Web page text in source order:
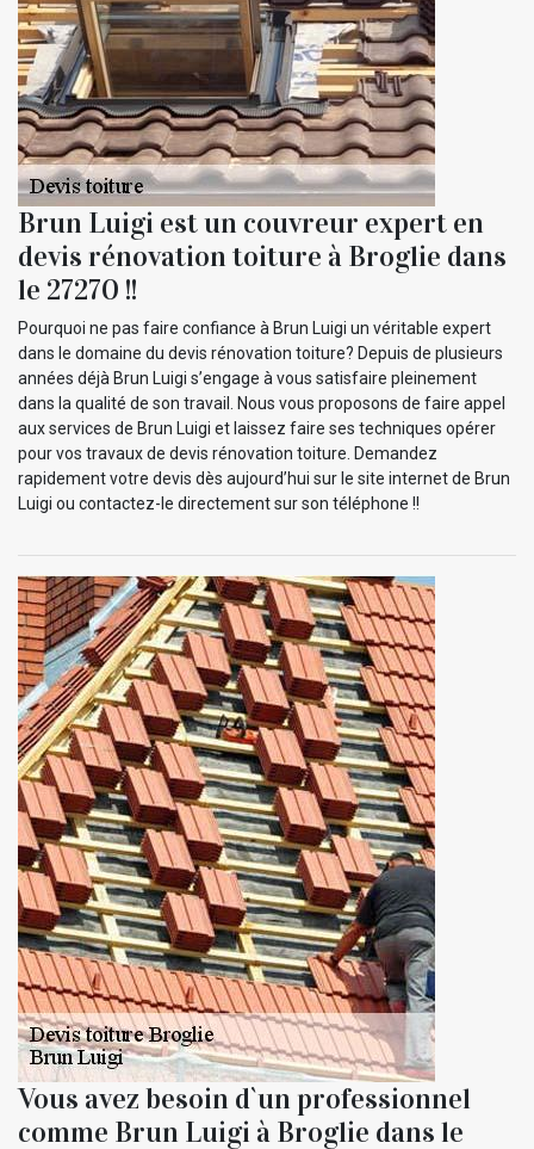
Brun Luigi est un couvreur expert en
devis rénovation toiture à Broglie dans
le 27270 !!
Pourquoi ne pas faire confiance à Brun Luigi un véritable expert
dans le domaine du devis rénovation toiture? Depuis de plusieurs
années déjà Brun Luigi s’engage à vous satisfaire pleinement
dans la qualité de son travail. Nous vous proposons de faire appel
aux services de Brun Luigi et laissez faire ses techniques opérer
pour vos travaux de devis rénovation toiture. Demandez
rapidement votre devis dès aujourd’hui sur le site internet de Brun
Luigi ou contactez-le directement sur son téléphone !!
Vous avez besoin d`un professionnel
comme Brun Luigi à Broglie dans le